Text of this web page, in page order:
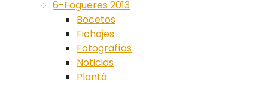
6-Fogueres 2013
Bocetos
Fichajes
Fotografías
Noticias
Plantà